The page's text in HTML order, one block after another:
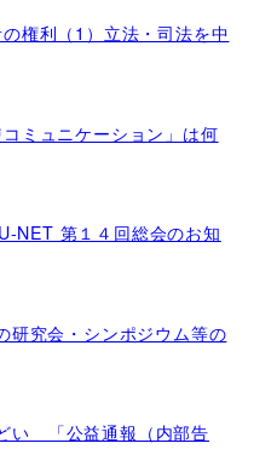
権利（1）立法・司法を中
ミュニケーション」は何
NET 第１４回総会のお知
研究会・シンポジウム等の
い 「公益通報（内部告